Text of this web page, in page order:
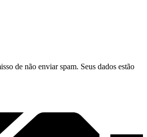
de não enviar spam. Seus dados estão